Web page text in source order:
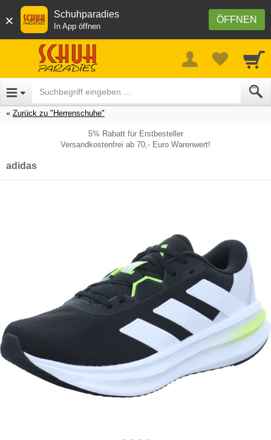
× ÖFFNEN
Schuhparadies
In App öffnen
Zurück zu "Herrenschuhe"
5% Rabatt für Erstbesteller
Versandkostenfrei ab 70,- Euro Warenwert!
adidas